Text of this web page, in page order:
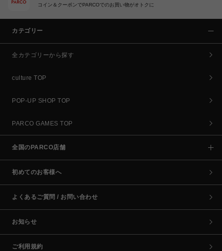
コイン＆クーポンでPARCOでのお買い物がオトクに
カテゴリー
全カテゴリーから探す
culture TOP
POP-UP SHOP TOP
PARCO GAMES TOP
全国のPARCO店舗
初めてのお客様へ
よくあるご質問 / お問い合わせ
お知らせ
ご利用規約